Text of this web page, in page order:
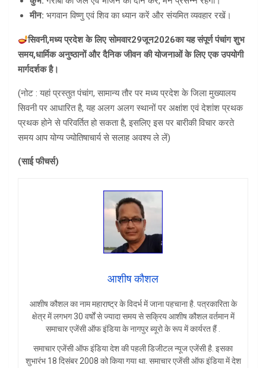
मीन: भगवान विष्णु एवं शिव का ध्यान करें और संयमित व्यवहार रखें।
सिवनी,मध्य प्रदेश के लिए सोमवार29जून2026का यह संपूर्ण पंचांग शुभ
समय,धार्मिक अनुष्ठानों और दैनिक जीवन की योजनाओं के लिए एक उपयोगी
मार्गदर्शक है।
(नोट : यहां प्रस्तुत पंचांग, सामान्य तौर पर मध्य प्रदेश के जिला मुख्यालय
सिवनी पर आधारित है, यह अलग अलग स्थानों पर अक्षांश एवं देशांश प्रथक
प्रथक होने से परिवर्तित हो सकता है, इसलिए इस पर बारीकी विचार करते
समय आप योग्य ज्योतिषाचार्य से सलाह अवश्य ले लें)
(साई फीचर्स)
आशीष कौशल
आशीष कौशल का नाम महाराष्ट्र के विदर्भ में जाना पहचाना है. पत्रकारिता के
क्षेत्र में लगभग 30 वर्षों से ज्यादा समय से सक्रिय आशीष कौशल वर्तमान में
समाचार एजेंसी ऑफ इंडिया के नागपुर ब्यूरो के रूप में कार्यरत हैं .
समाचार एजेंसी ऑफ इंडिया देश की पहली डिजीटल न्यूज एजेंसी है. इसका
शुभारंभ 18 दिसंबर 2008 को किया गया था. समाचार एजेंसी ऑफ इंडिया में देश